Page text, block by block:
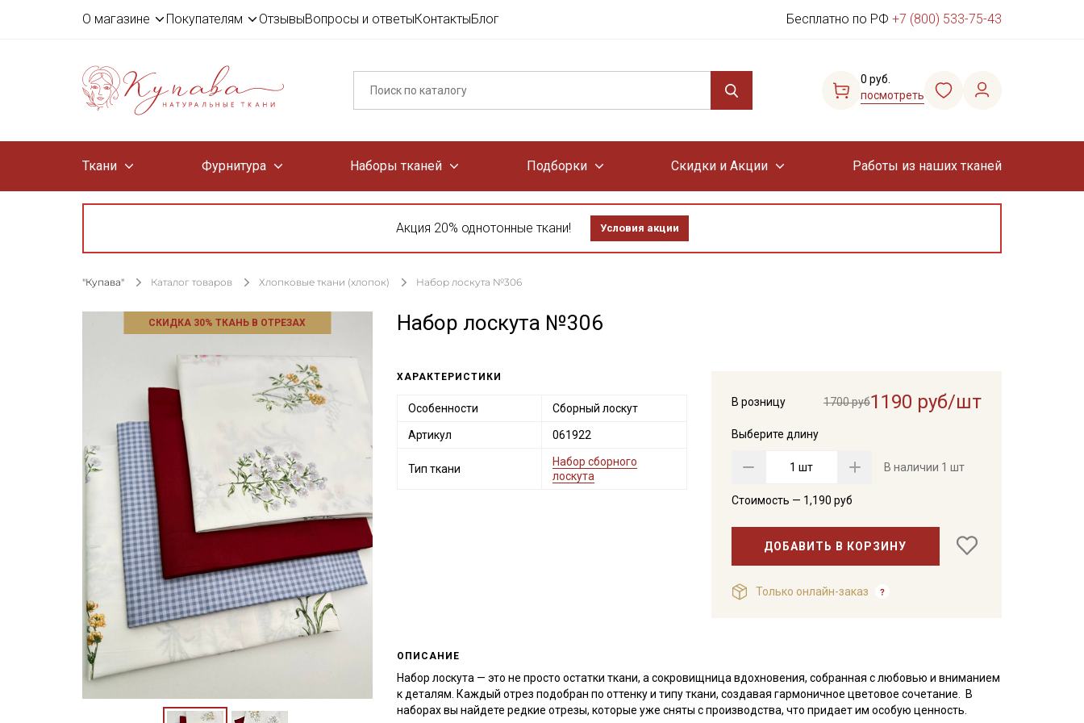
О магазине Покупателям ОтзывыВопросы и ответыКонтактыБлог Бесплатно по РФ +7 (800) 533-75-43
0 руб.
посмотреть
Ткани Фурнитура Наборы тканей Подборки Скидки и Акции Работы из наших тканей
Акция 20% однотонные ткани! Условия акции
"Купава" Каталог товаров Хлопковые ткани (хлопок) Набор лоскута №306
СКИДКА 30% ТКАНЬ В ОТРЕЗАХ Набор лоскута №306
В розницу 1700 руб1190 руб/шт
Выберите длину
шт В наличии 1 шт
Стоимость — 1,190 руб
ДОБАВИТЬ В КОРЗИНУ
Только онлайн-заказ
ХАРАКТЕРИСТИКИ
Особенности Сборный лоскут
Артикул 061922
Тип ткани
Набор сборного
лоскута
ОПИСАНИЕ
Набор лоскута — это не просто остатки ткани, а сокровищница вдохновения, собранная с любовью и вниманием
к деталям. Каждый отрез подобран по оттенку и типу ткани, создавая гармоничное цветовое сочетание. В
наборах вы найдете редкие отрезы, которые уже сняты с производства, что придает им особую ценность.